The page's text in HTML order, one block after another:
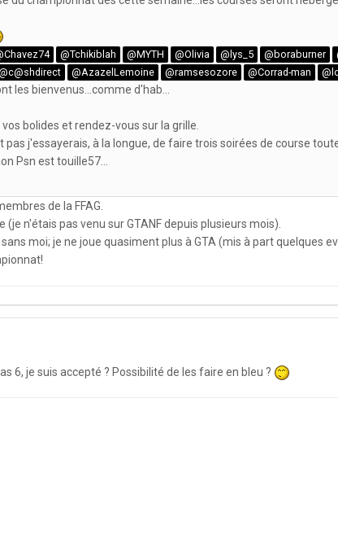
@Tchikiblah @MYTH @Olivia @lys_5 @boraburner
@AzazelLemoine @ramsesozore @Corrad-man
les bienvenus...comme d'hab...
bolides et rendez-vous sur la grille.
pas j'essayerais, à la longue, de faire trois soirées de course
Psn est touille57...
de la FFAG.
n'étais pas venu sur GTANF depuis plusieurs mois).
moi; je ne joue quasiment plus à GTA (mis à part quelques
6, je suis accepté ? Possibilité de les faire en bleu ?